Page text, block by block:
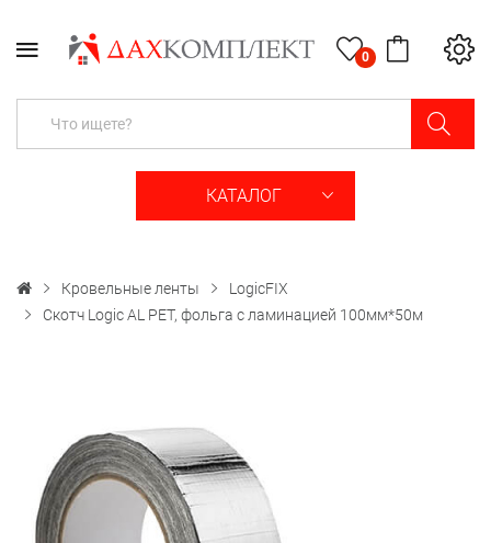
0
КАТАЛОГ
Кровельные ленты
LogicFIX
Скотч Logic AL PET, фольга с ламинацией 100мм*50м